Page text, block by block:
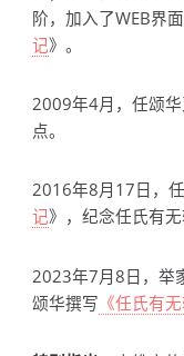
阶，加入了WEB界
记》。
2009年4月，任颂
点。
2016年8月17日，
记》，纪念任氏有无
2023年7月8日，举
颂华撰写 《任氏有